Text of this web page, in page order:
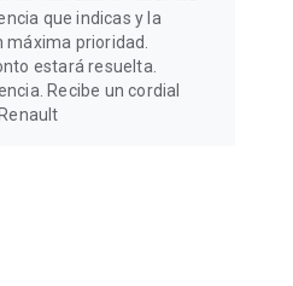
que indicas y la
prioridad.
estará resuelta.
Recibe un cordial